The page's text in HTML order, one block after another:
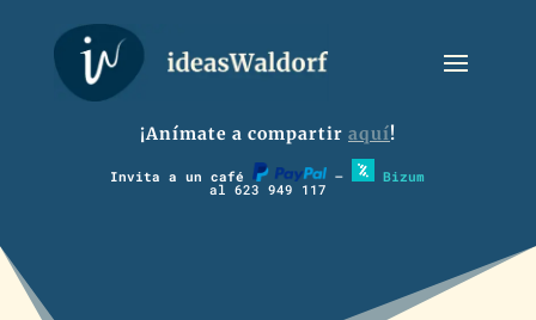
¡Anímate a compartir aquí!
Invita a un café – Bizum
al 623 949 117